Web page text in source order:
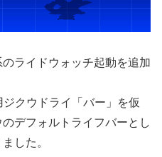
ライドウォッチ起動を追加
クウドライ「バー」を仮
デフォルトライフバーとし
した。